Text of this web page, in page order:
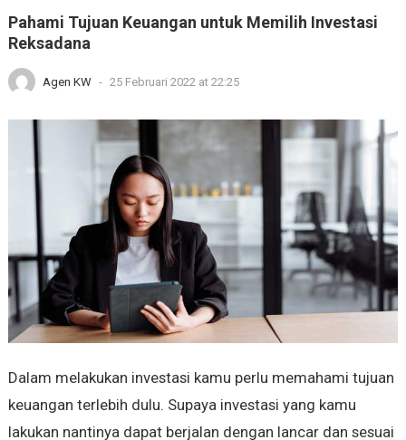
Pahami Tujuan Keuangan untuk Memilih Investasi
Reksadana
Agen KW - 25 Februari 2022 at 22:25
Dalam melakukan investasi kamu perlu memahami tujuan
keuangan terlebih dulu. Supaya investasi yang kamu
lakukan nantinya dapat berjalan dengan lancar dan sesuai